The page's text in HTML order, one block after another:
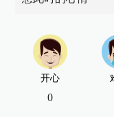
开心
0